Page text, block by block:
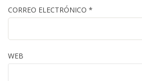
CORREO ELECTRÓNICO *
WEB